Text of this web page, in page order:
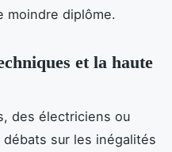
moindre diplôme.
et la haute
des électriciens ou
sur les inégalités